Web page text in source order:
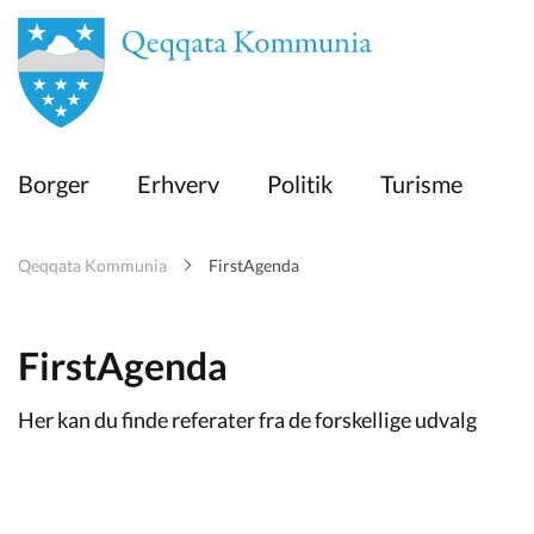
en
Borger
Erhverv
Politik
Turisme
Borger Erhverv Politik Turisme
Qeqqata Kommunia FirstAgenda
FirstAgenda
Her kan du finde referater fra de forskellige udvalg